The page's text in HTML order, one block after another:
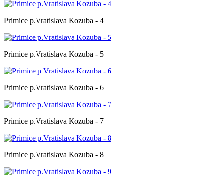
Primice p.Vratislava Kozuba - 4
Primice p.Vratislava Kozuba - 5
Primice p.Vratislava Kozuba - 6
Primice p.Vratislava Kozuba - 7
Primice p.Vratislava Kozuba - 8